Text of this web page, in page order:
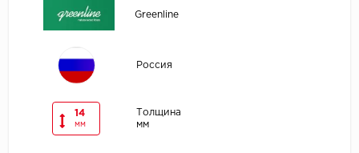
Greenline
Россия
14
мм
Толщина
мм